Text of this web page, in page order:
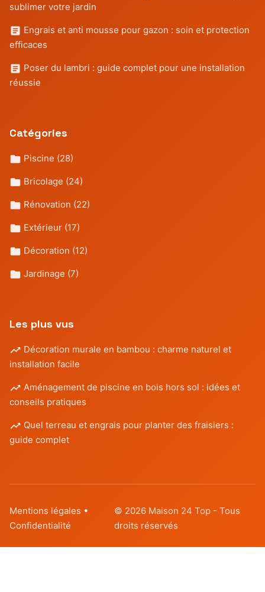
sublimer votre jardin
Engrais et anti mousse pour gazon : soin et protection
efficaces
Poser du lambri : guide complet pour une installation
réussie
Catégories
Piscine (28)
Bricolage (24)
Rénovation (22)
Extérieur (17)
Décoration (12)
Jardinage (7)
Les plus vus
Décoration murale en bambou : charme naturel et
installation facile
Aménagement de piscine en bois hors sol : idées et
conseils pratiques
Quel terreau et engrais pour planter des fraisiers :
guide complet
Mentions légales •
Confidentialité
© 2026 Maison 24 Top - Tous
droits réservés